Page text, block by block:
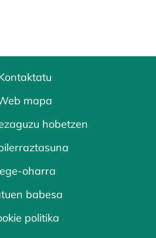
mapa
hobetzen
oharra
babesa
politika